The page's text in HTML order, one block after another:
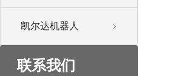
凯尔达机器人
联系我们